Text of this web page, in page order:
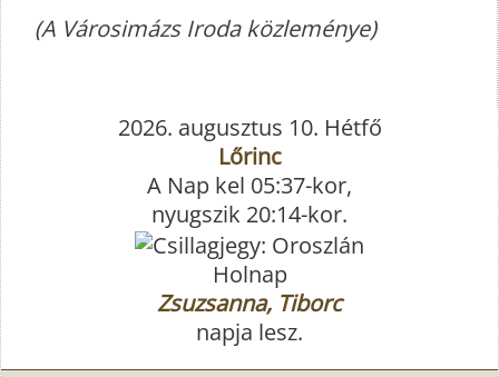
(A Városimázs Iroda közleménye)
2026. augusztus 10. Hétfő
Lőrinc
A Nap kel 05:37-kor,
nyugszik 20:14-kor.
Holnap
Zsuzsanna, Tiborc
napja lesz.